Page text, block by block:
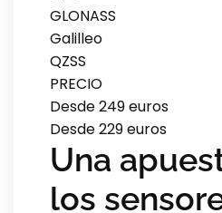
GLONASS
Galilleo
QZSS
PRECIO
Desde 249 euros
Desde 229 euros
Una
los